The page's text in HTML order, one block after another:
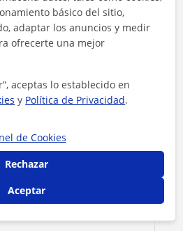
30 €/h
básico del sitio,
adaptar los anuncios y medir
ofrecerte una mejor
aceptas lo establecido en
y Política de Privacidad.
de Cookies
Rechazar
Aceptar